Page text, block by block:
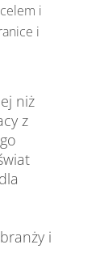
celem i
i
niż
z
dla
branży i